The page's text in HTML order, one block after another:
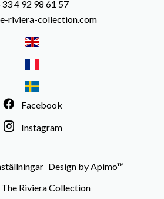
4 92 98 61 57
riviera-collection.com
Facebook
Instagram
Design byApimo™
Riviera Collection